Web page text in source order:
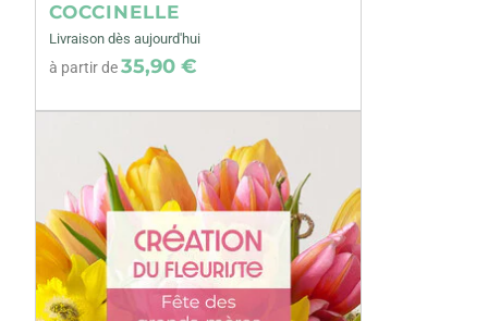
COCCINELLE
Livraison dès aujourd'hui
à partir de35,90 €